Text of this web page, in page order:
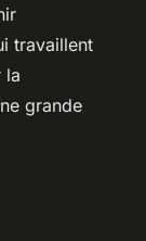
travaillent
la
grande